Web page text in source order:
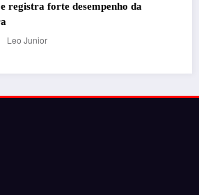
registra forte desempenho da
Leo Junior